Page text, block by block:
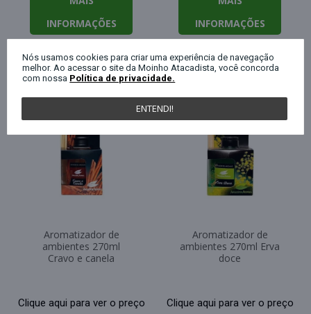
INFORMAÇÕES
INFORMAÇÕES
Aromatizador de
ambientes 270ml
Cravo e canela
Clique aqui para ver o preço
Aromatizador de
ambientes 270ml Erva
doce
Clique aqui para ver o preço
Nós usamos cookies para criar uma experiência de navegação
melhor. Ao acessar o site da Moinho Atacadista, você concorda
com nossa Política de privacidade.
ENTENDI!